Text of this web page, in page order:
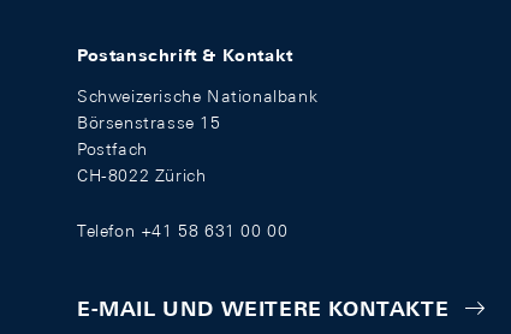
Postanschrift & Kontakt
Schweizerische Nationalbank
Börsenstrasse 15
Postfach
CH-8022 Zürich
Telefon +41 58 631 00 00
E-MAIL UND WEITERE KONTAKTE